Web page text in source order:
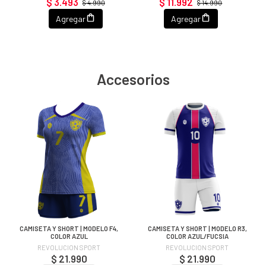
$ 4.990
Agregar
$ 14.990
Agregar
Accesorios
CAMISETA Y SHORT | MODELO F4,
COLOR AZUL
REVOLUCION SPORT
$ 21.990
CAMISETA Y SHORT | MODELO R3,
COLOR AZUL/FUCSIA
REVOLUCION SPORT
$ 21.990